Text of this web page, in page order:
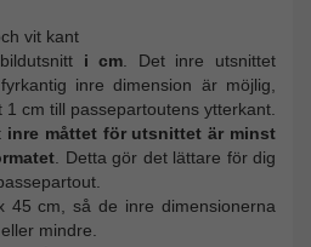
vit kant
i cm . Det inre utsnittet
inre dimension är möjlig,
cm till passepartoutens ytterkant.
inre måttet för utsnittet är minst
. Detta gör det lättare för dig
45 cm, så de inre dimensionerna
mindre.